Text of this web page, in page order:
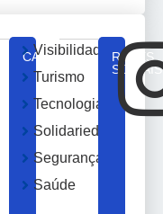
CATEGORIAS
Visibilidade
Turismo
Tecnologia
Solidariedade
Segurança
Saúde
REDES
SOCIAIS